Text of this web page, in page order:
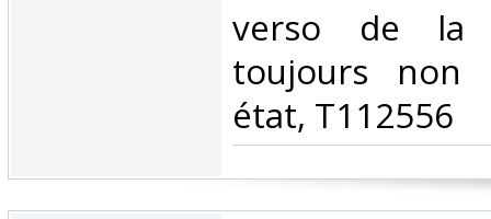
verso de la
toujours non
état, T112556‎